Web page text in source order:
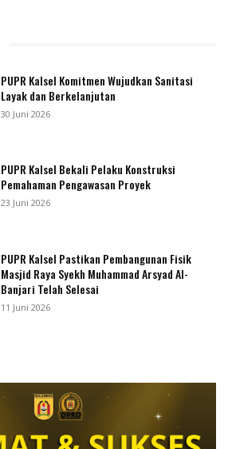
PUPR Kalsel Komitmen Wujudkan Sanitasi
Layak dan Berkelanjutan
30 Juni 2026
PUPR Kalsel Bekali Pelaku Konstruksi
Pemahaman Pengawasan Proyek
23 Juni 2026
PUPR Kalsel Pastikan Pembangunan Fisik
Masjid Raya Syekh Muhammad Arsyad Al-
Banjari Telah Selesai
11 Juni 2026